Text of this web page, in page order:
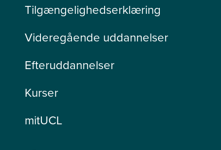
Tilgængelighedserklæring
Videregående uddannelser
Efteruddannelser
Kurser
mitUCL